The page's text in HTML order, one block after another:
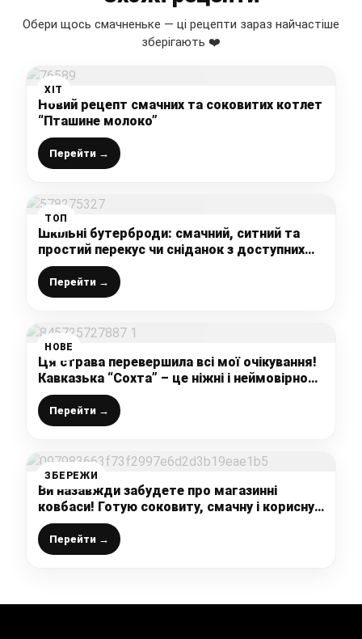
Обери щось смачненьке — ці рецепти зараз найчастіше
зберігають ❤️
ХІТ
Новий рецепт смачних та соковитих котлет
“Пташине молоко”
Перейти →
ТОП
Шкільні бутерброди: смачний, ситний та
простий перекус чи сніданок з доступних
продуктів
Перейти →
НОВЕ
Ця страва перевершила всі мої очікування!
Кавказька “Сохта” – це ніжні і неймовірно
смачні домашні ковбаски із субпродуктів
(смак не порівняти ні з чим)
Перейти →
ЗБЕРЕЖИ
Ви назавжди забудете про магазинні
ковбаси! Готую соковиту, смачну і корисну
курячу ковбасу в домашніх умовах
Перейти →